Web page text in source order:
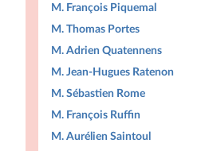
M. François Piquemal
M. Thomas Portes
M. Adrien Quatennens
M. Jean-Hugues Ratenon
M. Sébastien Rome
M. François Ruffin
M. Aurélien Saintoul